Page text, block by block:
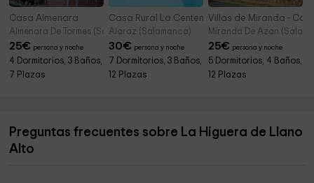
Casa Almenara
Almenara De Tormes (Salamanca)
25€ persona y noche
4 Dormitorios, 3 Baños,
7 Plazas
Casa Rural La Centenaria
Alaraz (Salamanca)
30€ persona y noche
7 Dormitorios, 3 Baños,
12 Plazas
Villas de Miranda -
Miranda De Azan
25€ persona y noche
5 Dormitorios, 4 Baños,
12 Plazas
Preguntas frecuentes sobre La Higuera de Llano
Alto